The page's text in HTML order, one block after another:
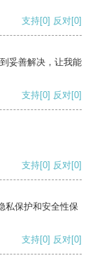
支持[0] 反对[0]
妥善解决，让我能
支持[0] 反对[0]
支持[0] 反对[0]
私保护和安全性保
支持[0] 反对[0]